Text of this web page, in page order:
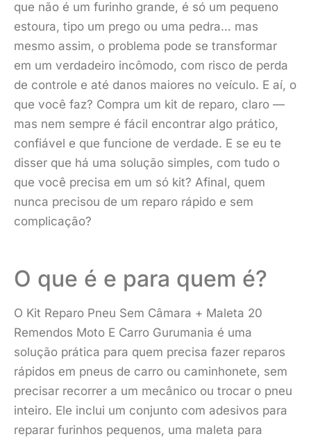
que não é um furinho grande, é só um pequeno
estoura, tipo um prego ou uma pedra… mas
mesmo assim, o problema pode se transformar
em um verdadeiro incômodo, com risco de perda
de controle e até danos maiores no veículo. E aí, o
que você faz? Compra um kit de reparo, claro —
mas nem sempre é fácil encontrar algo prático,
confiável e que funcione de verdade. E se eu te
disser que há uma solução simples, com tudo o
que você precisa em um só kit? Afinal, quem
nunca precisou de um reparo rápido e sem
complicação?
O que é e para quem é?
O Kit Reparo Pneu Sem Câmara + Maleta 20
Remendos Moto E Carro Gurumania é uma
solução prática para quem precisa fazer reparos
rápidos em pneus de carro ou caminhonete, sem
precisar recorrer a um mecânico ou trocar o pneu
inteiro. Ele inclui um conjunto com adesivos para
reparar furinhos pequenos, uma maleta para